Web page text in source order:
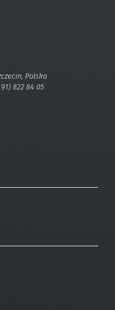
Polska
822 84 05